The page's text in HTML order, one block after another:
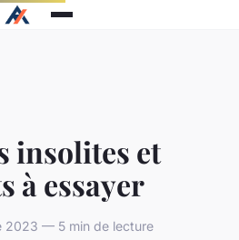
insolites et
à essayer
2023 — 5 min de lecture